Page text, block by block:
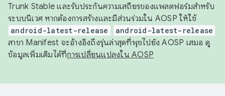
Trunk Stable และรับประกันความเสถียรของแพลตฟอร์มสำหรับ
ระบบนิเวศ หากต้องการสร้างและมีส่วนร่วมใน AOSP ให้ใช้
android-latest-release android-latest-release
สาขา Manifest จะอ้างอิงถึงรุ่นล่าสุดที่พุชไปยัง AOSP เสมอ ดู
ข้อมูลเพิ่มเติมได้ที่การเปลี่ยนแปลงใน AOSP